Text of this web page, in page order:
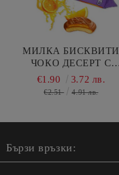
МИЛКА БИСКВИТИ
ЧОКО ДЕСЕРТ С
ПЪЛНЕЖ ОТ
ПОРТОКАЛИ 147 ГР
€1.90 3.72 лв.
€2.51 4.91 лв.
Бързи връзки: